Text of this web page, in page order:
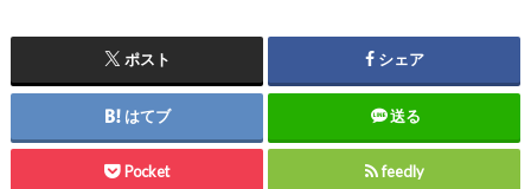
ポスト シェア
はてブ 送る
Pocket feedly